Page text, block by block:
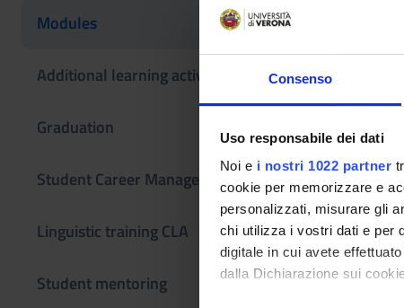
Consenso
Uso responsabile dei dati
Noi e i nostri 1022 partner
cookie per memorizzare e
personalizzati, misurare gli
chi utilizza i vostri dati e per
digitale in cui avete
dalla Dichiarazione sui
Modules
Additional learning activities
Graduation
Student Career Management
Linguistic training CLA
Student mentoring
Teaching code
4S01261